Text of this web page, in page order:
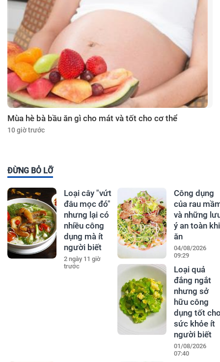
Mùa hè bà bầu ăn gì cho mát và tốt cho cơ thể
10 giờ trước
ĐỪNG BỎ LỠ
Loại cây "vứt
đâu mọc đó"
nhưng lại có
nhiều công
dụng mà ít
người biết
2 ngày 11 giờ
trước
Công dụng
của rau
và những
ý an toàn khi
ăn
04/08/2026
09:29
Loại quả
đắng ngắt
nhưng sở
hữu công
dụng tốt
sức khỏe ít
người biết
01/08/2026
07:40